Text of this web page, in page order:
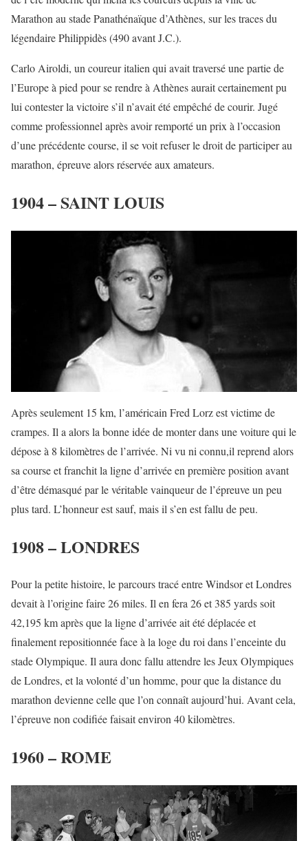
Marathon au stade Panathénaïque d’Athènes, sur les traces du
légendaire Philippidès (490 avant J.C.).
Carlo Airoldi, un coureur italien qui avait traversé une partie de
l’Europe à pied pour se rendre à Athènes aurait certainement pu
lui contester la victoire s’il n’avait été empêché de courir. Jugé
comme professionnel après avoir remporté un prix à l’occasion
d’une précédente course, il se voit refuser le droit de participer au
marathon, épreuve alors réservée aux amateurs.
1904 – SAINT LOUIS
Après seulement 15 km, l’américain Fred Lorz est victime de
crampes. Il a alors la bonne idée de monter dans une voiture qui le
dépose à 8 kilomètres de l’arrivée. Ni vu ni connu,il reprend alors
sa course et franchit la ligne d’arrivée en première position avant
d’être démasqué par le véritable vainqueur de l’épreuve un peu
plus tard. L’honneur est sauf, mais il s’en est fallu de peu.
1908 – LONDRES
Pour la petite histoire, le parcours tracé entre Windsor et Londres
devait à l’origine faire 26 miles. Il en fera 26 et 385 yards soit
42,195 km après que la ligne d’arrivée ait été déplacée et
finalement repositionnée face à la loge du roi dans l’enceinte du
stade Olympique. Il aura donc fallu attendre les Jeux Olympiques
de Londres, et la volonté d’un homme, pour que la distance du
marathon devienne celle que l’on connaît aujourd’hui. Avant cela,
l’épreuve non codifiée faisait environ 40 kilomètres.
1960 – ROME